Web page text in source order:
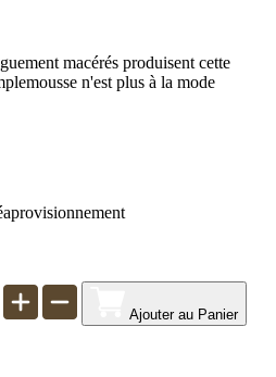
macérés produisent cette
n'est plus à la mode
Ajouter au Panier